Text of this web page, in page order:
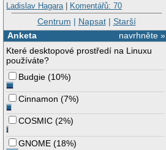
Ladislav Hagara | Komentářů: 70
Centrum | Napsat| Starší
navrhněte »
Anketa
Které desktopové prostředí na Linuxu
používáte?
Budgie (10%)
Cinnamon (7%)
COSMIC (2%)
GNOME (18%)